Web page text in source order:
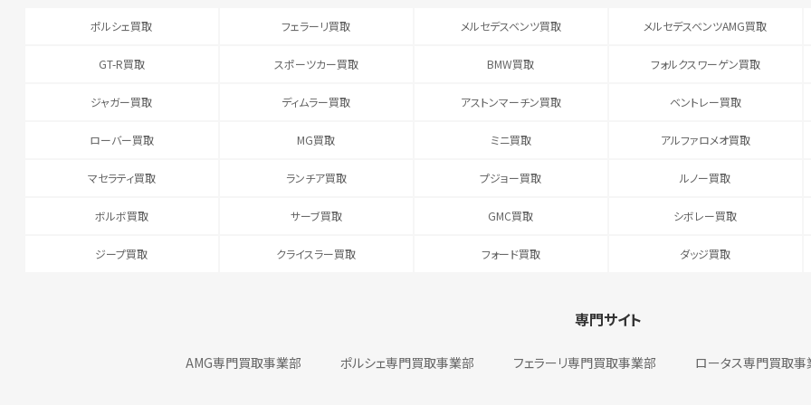
ポルシェ買取 フェラーリ買取 メルセデスベンツ買取 メルセデスベンツAMG買取
GT-R買取 スポーツカー買取 BMW買取 フォルクスワーゲン買取
ジャガー買取 ディムラー買取 アストンマーチン買取 ベントレー買取
ローバー買取 MG買取 ミニ買取 アルファロメオ買取
マセラティ買取 ランチア買取 プジョー買取 ルノー買取
ボルボ買取 サーブ買取 GMC買取 シボレー買取
ジープ買取 クライスラー買取 フォード買取 ダッジ買取
専門サイト
AMG専門買取事業部 ポルシェ専門買取事業部 フェラーリ専門買取事業部 ロータス専門買取事